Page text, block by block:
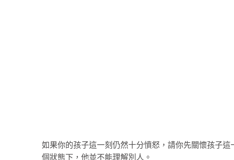
如果你的孩子這一刻仍然十分憤怒，請你先關懷孩子
個狀態下，他並不能理解別人。